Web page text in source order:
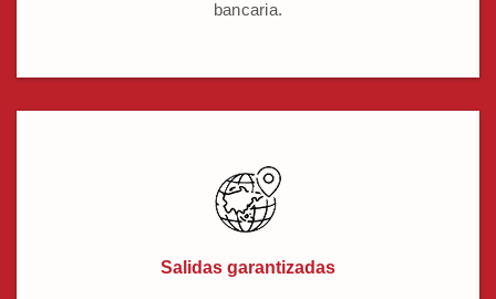
bancaria.
Salidas garantizadas